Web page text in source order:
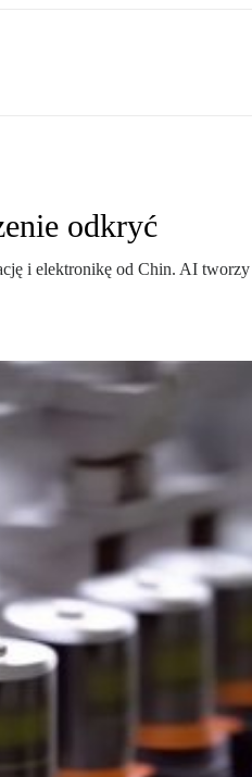
odkryć
i elektronikę od Chin. AI